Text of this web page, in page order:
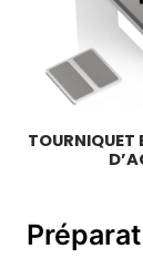
TOURNIQUET